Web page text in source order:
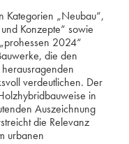
Kategorien „Neubau“,
Konzepte“ sowie
2024“
die den
verdeutlichen. Der
in
Auszeichnung
die Relevanz
urbanen